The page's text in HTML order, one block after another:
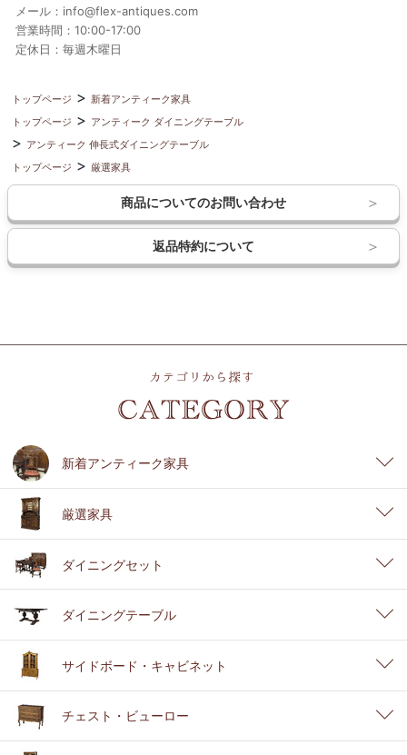
メール：info@flex-antiques.com
営業時間：10:00-17:00
定休日：毎週木曜日
トップページ
新着アンティーク家具
トップページ
アンティーク ダイニングテーブル
アンティーク 伸長式ダイニングテーブル
トップページ
厳選家具
商品についてのお問い合わせ
返品特約について
新着アンティーク家具
厳選家具
ダイニングセット
ダイニングテーブル
サイドボード・キャビネット
チェスト・ビューロー